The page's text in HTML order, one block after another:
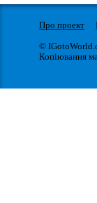
Про проект
©
Копіювання